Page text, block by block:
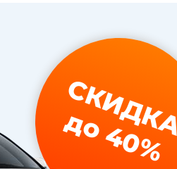
СКИДКА
до 40%